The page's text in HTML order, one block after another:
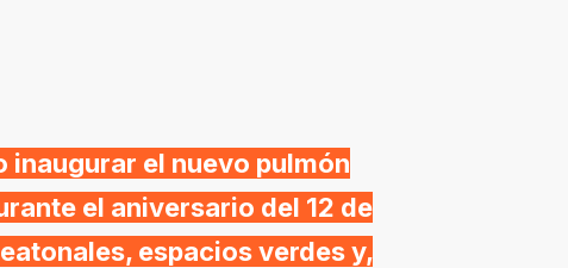
inaugurar el nuevo pulmón
el aniversario del 12 de
espacios verdes y,